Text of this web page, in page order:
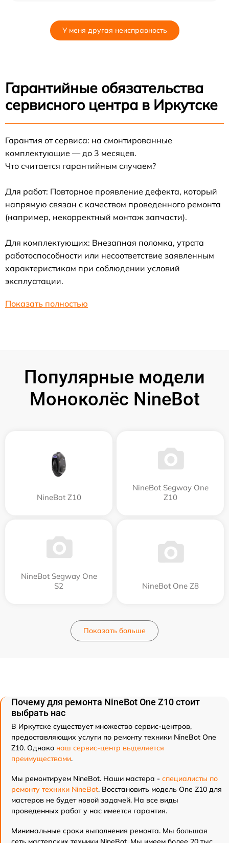
У меня другая неисправность
Гарантийные обязательства
сервисного центра в Иркутске
Гарантия от сервиса: на смонтированные
комплектующие — до 3 месяцев.
Что считается гарантийным случаем?
Для работ: Повторное проявление дефекта, который
напрямую связан с качеством проведенного ремонта
(например, некорректный монтаж запчасти).
Для комплектующих: Внезапная поломка, утрата
работоспособности или несоответствие заявленным
характеристикам при соблюдении условий
эксплуатации.
Показать полностью
Популярные модели
Моноколёс NineBot
NineBot Z10
NineBot Segway One
Z10
NineBot Segway One
S2
NineBot One Z8
Показать больше
Почему для ремонта NineBot One Z10 стоит
выбрать нас
В Иркутске существует множество сервис-центров,
предоставляющих услуги по ремонту техники NineBot One
Z10. Однако наш сервис-центр выделяется
преимуществами.
Мы ремонтируем NineBot. Наши мастера - специалисты по
ремонту техники NineBot. Восстановить модель One Z10 для
мастеров не будет новой задачей. На все виды
проведенных работ у нас имеется гарантия.
Минимальные сроки выполнения ремонта. Мы большая